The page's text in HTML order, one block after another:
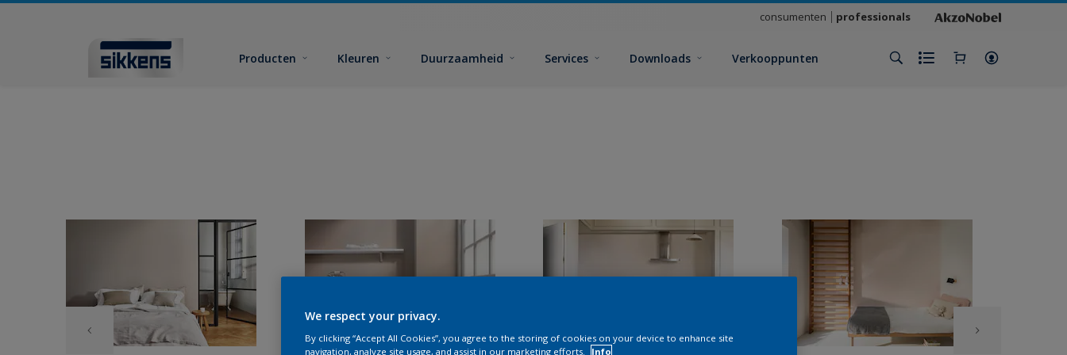
consumenten professionals
Producten Kleuren Duurzaamheid Services Downloads Verkooppunten
We respect your privacy.
By clicking “Accept All Cookies”, you agree to the storing of cookies on your device to enhance site
navigation, analyze site usage, and assist in our marketing efforts.
Info